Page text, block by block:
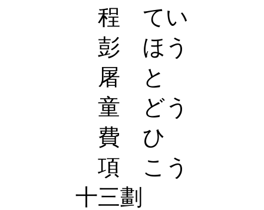
程 てい
彭 ほう
屠 と
童 どう
費 ひ
項 こう
十三劃